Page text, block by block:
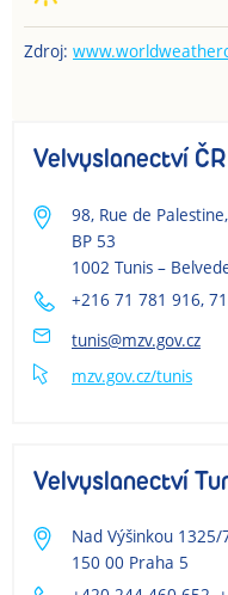
Zdroj:
Velvyslanectví
98, Rue de Palestine,
BP 53
1002 Tunis –
+216 71 781 916,
tunis@mzv.gov.cz
mzv.gov.cz/tunis
Velvyslanectví
Nad Výšinkou 1325/
150 00 Praha 5